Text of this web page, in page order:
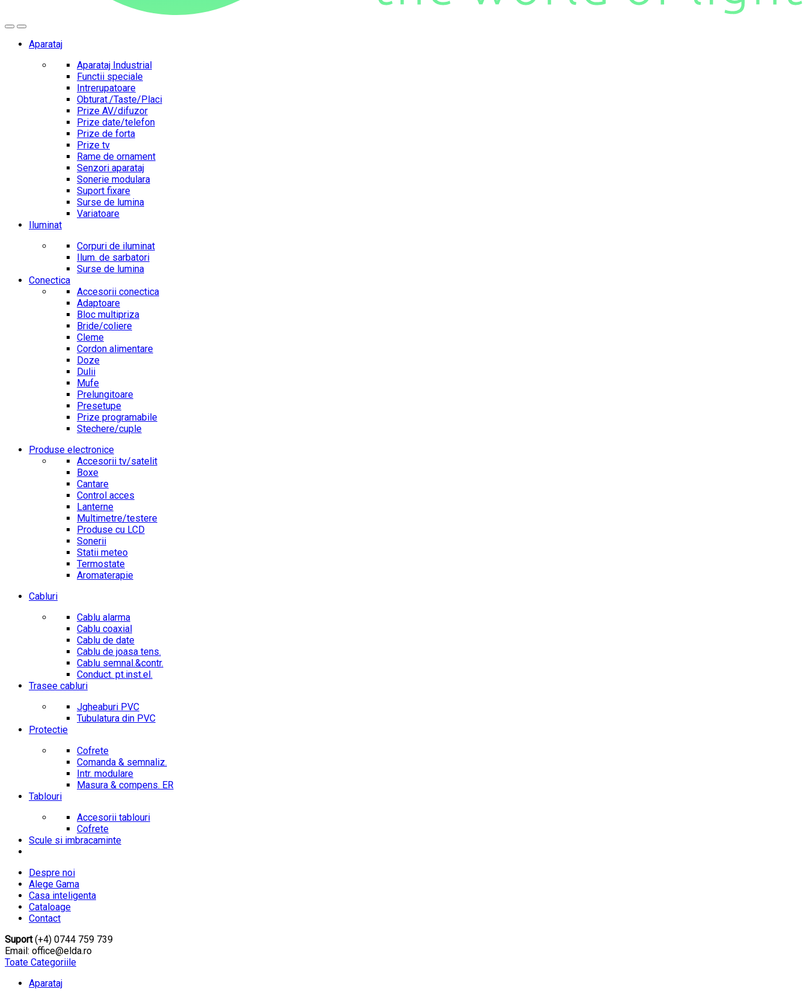
Aparataj
Aparataj Industrial
Functii speciale
Intrerupatoare
Obturat./Taste/Placi
Prize AV/difuzor
Prize date/telefon
Prize de forta
Prize tv
Rame de ornament
Senzori aparataj
Sonerie modulara
Suport fixare
Surse de lumina
Variatoare
Iluminat
Corpuri de iluminat
Ilum. de sarbatori
Surse de lumina
Conectica
Accesorii conectica
Adaptoare
Bloc multipriza
Bride/coliere
Cleme
Cordon alimentare
Doze
Dulii
Mufe
Prelungitoare
Presetupe
Prize programabile
Stechere/cuple
Produse electronice
Accesorii tv/satelit
Boxe
Cantare
Control acces
Lanterne
Multimetre/testere
Produse cu LCD
Sonerii
Statii meteo
Termostate
Aromaterapie
Cabluri
Cablu alarma
Cablu coaxial
Cablu de date
Cablu de joasa tens.
Cablu semnal.&contr.
Conduct. pt.inst.el.
Trasee cabluri
Jgheaburi PVC
Tubulatura din PVC
Protectie
Cofrete
Comanda & semnaliz.
Intr. modulare
Masura & compens. ER
Tablouri
Accesorii tablouri
Cofrete
Scule si imbracaminte
Despre noi
Alege Gama
Casa inteligenta
Cataloage
Contact
Suport(+4) 0744 759 739
Email: office@elda.ro
Toate Categoriile
Aparataj